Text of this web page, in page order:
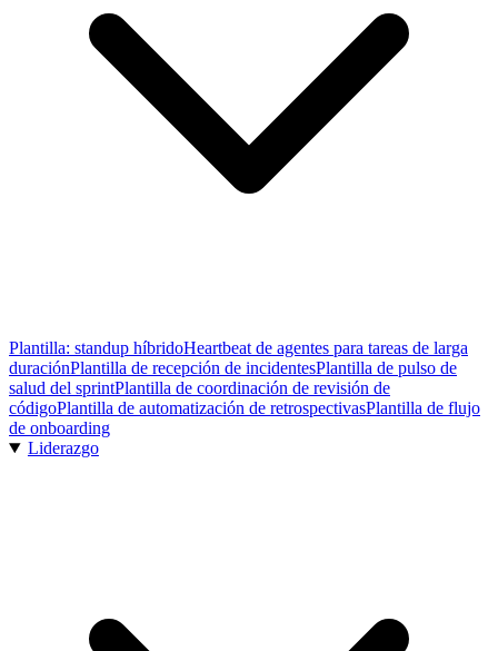
Plantilla: standup híbridoHeartbeat de agentes para tareas de larga
duraciónPlantilla de recepción de incidentesPlantilla de pulso de
salud del sprintPlantilla de coordinación de revisión de
códigoPlantilla de automatización de retrospectivasPlantilla de flujo
de onboarding
Liderazgo